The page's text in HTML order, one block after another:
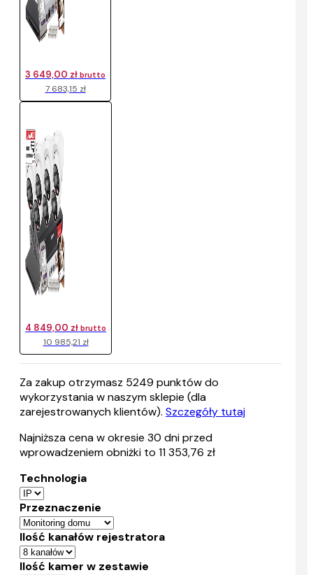
7 683,15 zł
3 649,00 zł brutto
10 985,21 zł
4 849,00 zł brutto
Za zakup otrzymasz 5249 punktów do
wykorzystania w naszym sklepie (dla
zarejestrowanych klientów). Szczegóły tutaj
Najniższa cena w okresie 30 dni przed
wprowadzeniem obniżki to 11 353,76 zł
Technologia
Przeznaczenie
Ilość kanałów rejestratora
Ilość kamer w zestawie